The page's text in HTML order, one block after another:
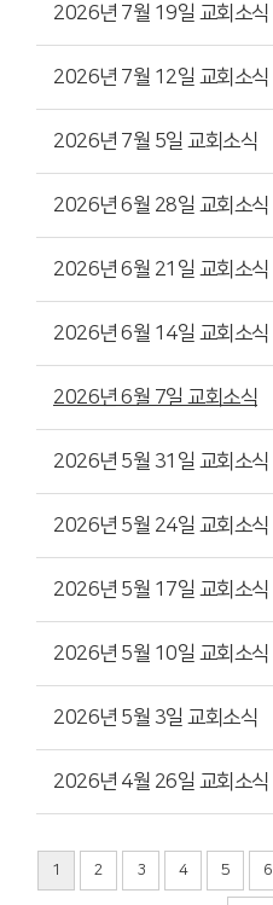
2026년 7월 19일 교회소식
2026년 7월 12일 교회소식
2026년 7월 5일 교회소식
2026년 6월 28일 교회소식
2026년 6월 21일 교회소식
2026년 6월 14일 교회소식
2026년 6월 7일 교회소식
2026년 5월 31일 교회소식
2026년 5월 24일 교회소식
2026년 5월 17일 교회소식
2026년 5월 10일 교회소식
2026년 5월 3일 교회소식
2026년 4월 26일 교회소식
1 2 3 4 5 6